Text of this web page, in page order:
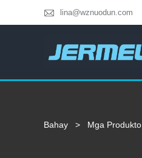
 lina@wznuodun.com
Bahay > Mga Produkto